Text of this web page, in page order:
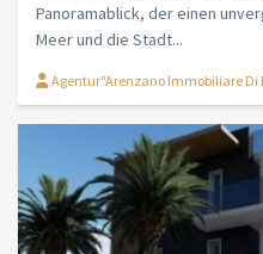
Panoramablick, der einen
Meer und die Stadt...
Agentur"Arenzano Immobiliare Di